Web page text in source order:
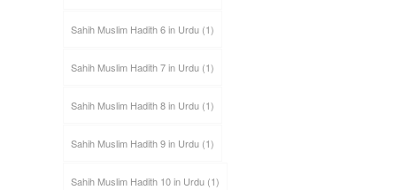
Sahih Muslim Hadith 6 in Urdu(1)
Sahih Muslim Hadith 7 in Urdu(1)
Sahih Muslim Hadith 8 in Urdu(1)
Sahih Muslim Hadith 9 in Urdu(1)
Sahih Muslim Hadith 10 in Urdu(1)